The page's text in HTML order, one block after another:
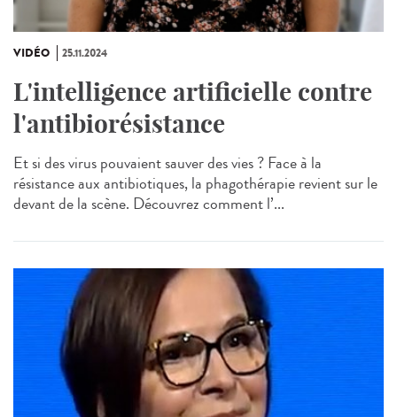
VIDÉO 25.11.2024
L'intelligence artificielle contre
l'antibiorésistance
Et si des virus pouvaient sauver des vies ? Face à la
résistance aux antibiotiques, la phagothérapie revient sur le
devant de la scène. Découvrez comment l’...